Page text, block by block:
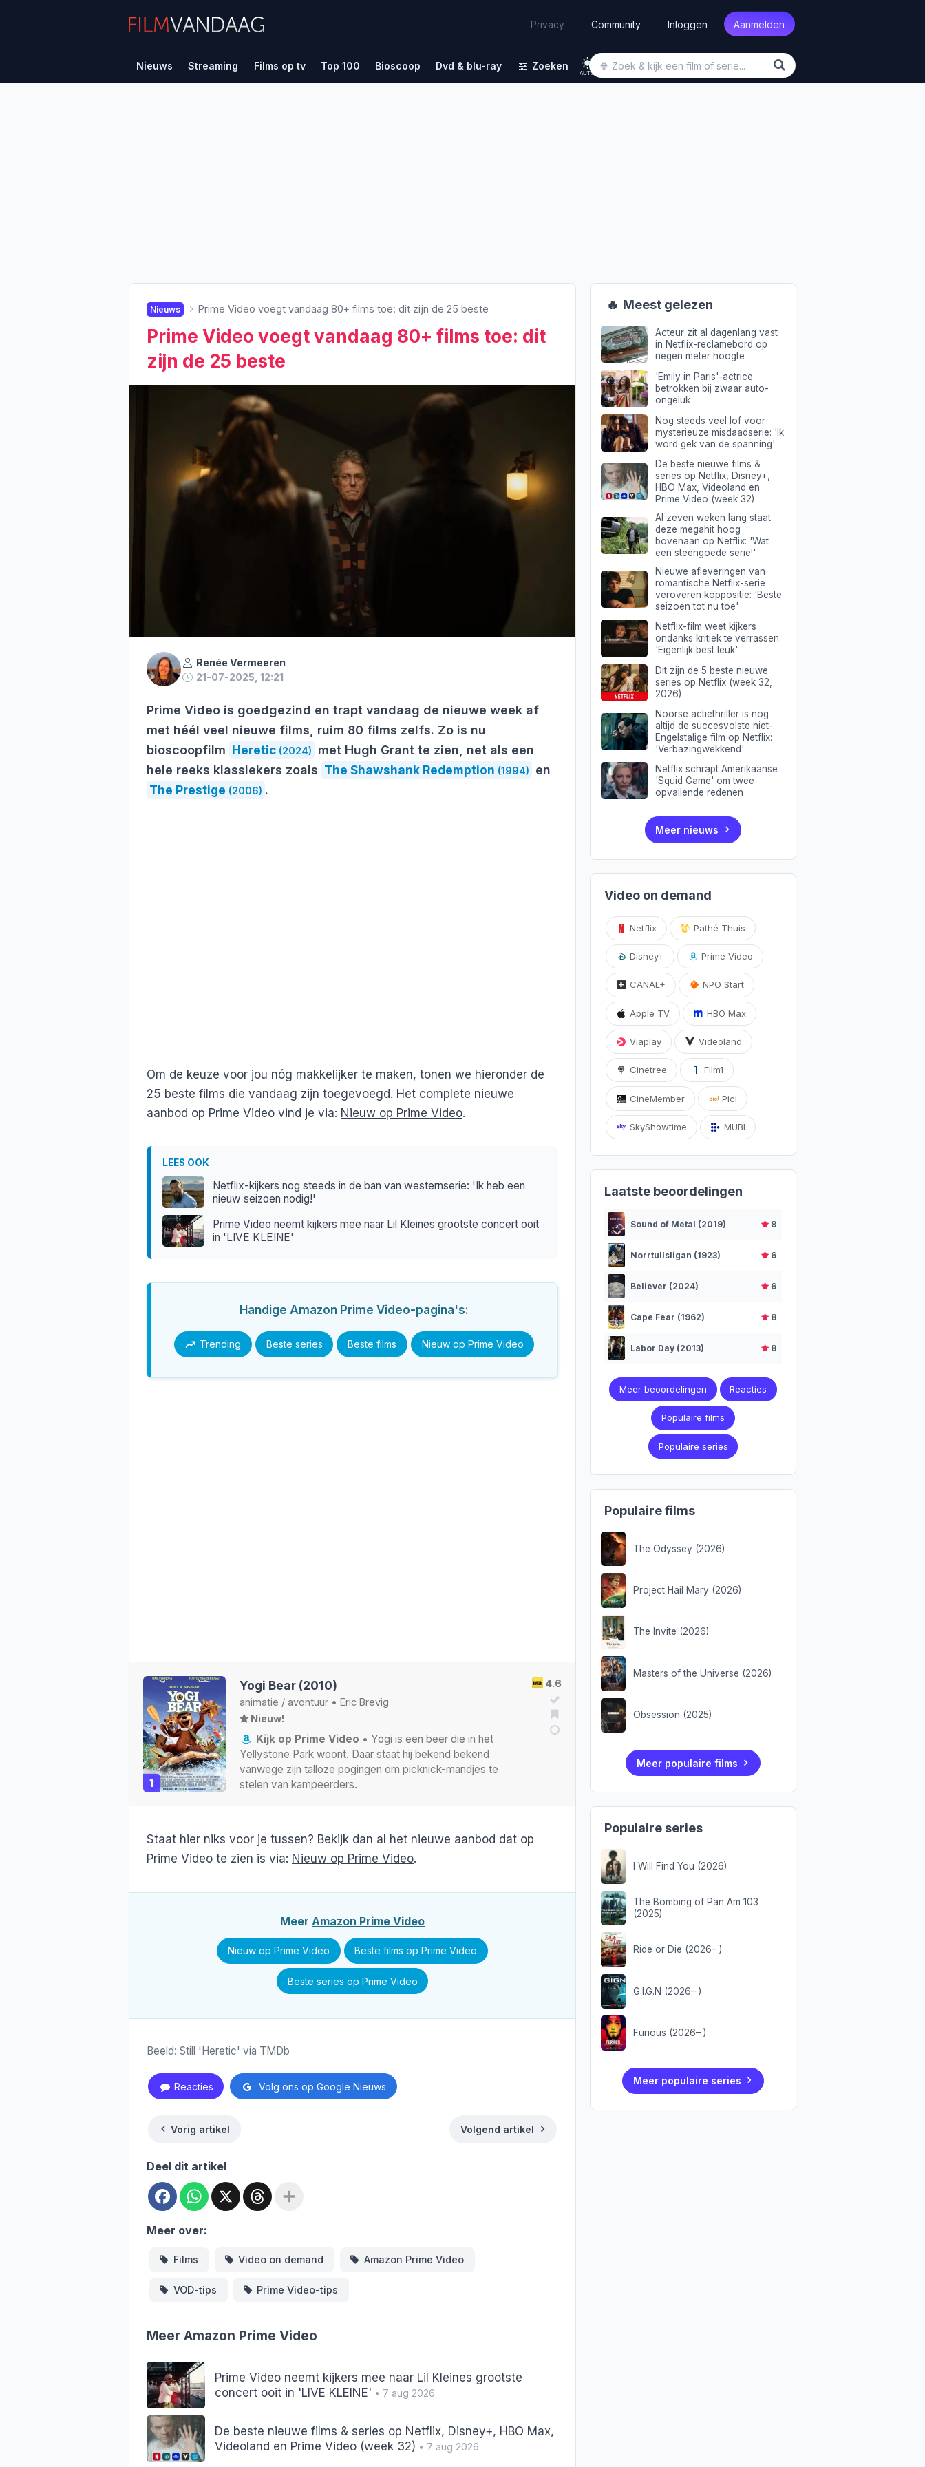
Privacy Community Inloggen Aanmelden
Nieuws Streaming Films op tv Top 100 Bioscoop Dvd & blu-ray Zoeken
AUTO
Nieuws Prime Video voegt vandaag 80+ films toe: dit zijn de 25 beste
Prime Video voegt vandaag 80+ films toe: dit
zijn de 25 beste
Renée Vermeeren
21-07-2025, 12:21
Prime Video is goedgezind en trapt vandaag de nieuwe week af
met héél veel nieuwe films, ruim 80 films zelfs. Zo is nu
bioscoopfilm Heretic (2024)
met Hugh Grant te zien, net als een
hele reeks klassiekers zoals The Shawshank Redemption (1994)
en
The Prestige (2006) .
Om de keuze voor jou nóg makkelijker te maken, tonen we hieronder de
25 beste films die vandaag zijn toegevoegd. Het complete nieuwe
aanbod op Prime Video vind je via: Nieuw op Prime Video.
LEES OOK
Netflix-kijkers nog steeds in de ban van westernserie: 'Ik heb een
nieuw seizoen nodig!'
Prime Video neemt kijkers mee naar Lil Kleines grootste concert ooit
in 'LIVE KLEINE'
Handige Amazon Prime Video-pagina's:
Trending Beste series Beste films Nieuw op Prime Video
1
4.6
Yogi Bear (2010)
animatie / avontuur • Eric Brevig
Nieuw!
Kijk op Prime Video • Yogi is een beer die in het
Yellystone Park woont. Daar staat hij bekend bekend
vanwege zijn talloze pogingen om picknick-mandjes te
stelen van kampeerders.
Staat hier niks voor je tussen? Bekijk dan al het nieuwe aanbod dat op
Prime Video te zien is via: Nieuw op Prime Video.
Meer Amazon Prime Video
Nieuw op Prime Video Beste films op Prime Video
Beste series op Prime Video
Beeld: Still 'Heretic' via TMDb
Reacties Volg ons op Google Nieuws
Vorig artikel Volgend artikel
Deel dit artikel
FacebookWhatsApp
X Threads
Meer over:
Films Video on demand Amazon Prime Video
VOD-tips Prime Video-tips
Meer Amazon Prime Video
Prime Video neemt kijkers mee naar Lil Kleines grootste
concert ooit in 'LIVE KLEINE' • 7 aug 2026
De beste nieuwe films & series op Netflix, Disney+, HBO Max,
Videoland en Prime Video (week 32) • 7 aug 2026
🔥 Meest gelezen
Acteur zit al dagenlang vast
in Netflix-reclamebord op
negen meter hoogte
'Emily in Paris'-actrice
betrokken bij zwaar auto-
ongeluk
Nog steeds veel lof voor
mysterieuze misdaadserie: 'Ik
word gek van de spanning'
De beste nieuwe films &
series op Netflix, Disney+,
HBO Max, Videoland en
Prime Video (week 32)
Al zeven weken lang staat
deze megahit hoog
bovenaan op Netflix: 'Wat
een steengoede serie!'
Nieuwe afleveringen van
romantische Netflix-serie
veroveren koppositie: 'Beste
seizoen tot nu toe'
Netflix-film weet kijkers
ondanks kritiek te verrassen:
'Eigenlijk best leuk'
Dit zijn de 5 beste nieuwe
series op Netflix (week 32,
2026)
Noorse actiethriller is nog
altijd de succesvolste niet-
Engelstalige film op Netflix:
'Verbazingwekkend'
Netflix schrapt Amerikaanse
'Squid Game' om twee
opvallende redenen
Meer nieuws
Video on demand
Netflix Pathé Thuis
Disney+ Prime Video
CANAL+ NPO Start
Apple TV HBO Max
Viaplay Videoland
Cinetree Film1
CineMember Picl
SkyShowtime MUBI
Laatste beoordelingen
Sound of Metal (2019) 8
Norrtullsligan (1923) 6
Believer (2024) 6
Cape Fear (1962) 8
Labor Day (2013) 8
Meer beoordelingen Reacties
Populaire films
Populaire series
Populaire films
The Odyssey (2026)
Project Hail Mary (2026)
The Invite (2026)
Masters of the Universe (2026)
Obsession (2025)
Meer populaire films
Populaire series
I Will Find You (2026)
The Bombing of Pan Am 103
(2025)
Ride or Die (2026– )
G.I.G.N (2026– )
Furious (2026– )
Meer populaire series